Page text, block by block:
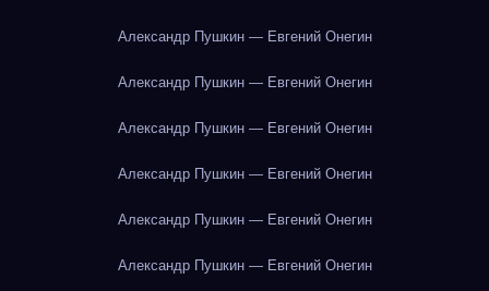
Александр Пушкин — Евгений Онегин
Александр Пушкин — Евгений Онегин
Александр Пушкин — Евгений Онегин
Александр Пушкин — Евгений Онегин
Александр Пушкин — Евгений Онегин
Александр Пушкин — Евгений Онегин